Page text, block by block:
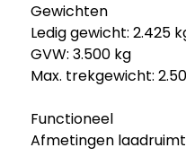
Gewichten
Ledig gewicht: 2.425
GVW: 3.500 kg
Max. trekgewicht:
Functioneel
Afmetingen